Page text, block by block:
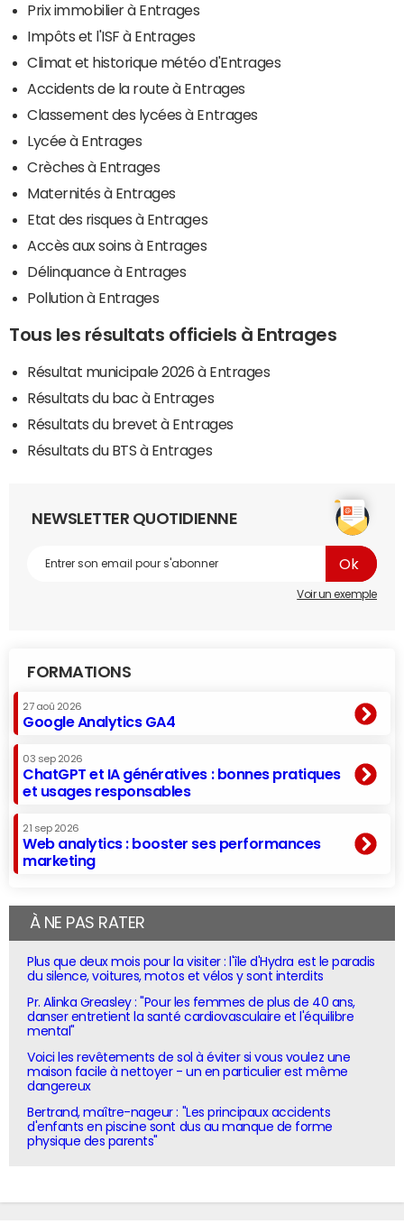
Prix immobilier à Entrages
Impôts et l'ISF à Entrages
Climat et historique météo d'Entrages
Accidents de la route à Entrages
Classement des lycées à Entrages
Lycée à Entrages
Crèches à Entrages
Maternités à Entrages
Etat des risques à Entrages
Accès aux soins à Entrages
Délinquance à Entrages
Pollution à Entrages
Tous les résultats officiels à Entrages
Résultat municipale 2026 à Entrages
Résultats du bac à Entrages
Résultats du brevet à Entrages
Résultats du BTS à Entrages
NEWSLETTER QUOTIDIENNE
Voir un exemple
FORMATIONS
27 aoû 2026
Google Analytics GA4
03 sep 2026
ChatGPT et IA génératives : bonnes pratiques
et usages responsables
21 sep 2026
Web analytics : booster ses performances
marketing
À NE PAS RATER
Plus que deux mois pour la visiter : l'île d'Hydra est le paradis
du silence, voitures, motos et vélos y sont interdits
Pr. Alinka Greasley : "Pour les femmes de plus de 40 ans,
danser entretient la santé cardiovasculaire et l'équilibre
mental"
Voici les revêtements de sol à éviter si vous voulez une
maison facile à nettoyer - un en particulier est même
dangereux
Bertrand, maître-nageur : "Les principaux accidents
d'enfants en piscine sont dus au manque de forme
physique des parents"